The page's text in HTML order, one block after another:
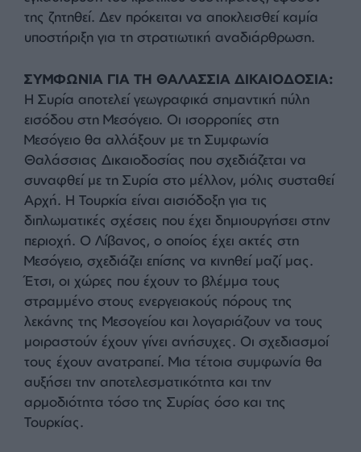
Τ/Πηγές ασφαλείας αξιολόγησαν τις εξελίξεις στη
Συρία και τη διαδικασία για «Τουρκία χωρίς
τρομοκρατία» που ξεκίνησε με τη δήλωση του
προέδρου του MHP Devlet Bahçeli.
Η ΤΟΥΡΚΙΑ ΕΙΝΑΙ ΕΤΟΙΜΗ ΝΑ ΒΟΗΘΗΣΕΙ:
νέα διοίκηση [σσ. στη Συρία] ενεργεί με καλή
πίστη. Εργάζονται για την ανάκαμψη της χώρας
σε σύντομο χρονικό διάστημα. Η Τουρκία θα
παράσχει κάθε είδους βοήθεια για την
αναζωογόνηση της οικονομικής ζωής και του
εμπορίου, την ανασυγκρότηση και την
ανοικοδόμηση της χώρας καθώς και την
εγκαθίδρυση του κρατικού συστήματος, εφόσον
της ζητηθεί. Δεν πρόκειται να αποκλεισθεί καμία
υποστήριξη για τη στρατιωτική αναδιάρθρωση.
ΣΥΜΦΩΝΙΑ ΓΙΑ ΤΗ ΘΑΛΑΣΣΙΑ ΔΙΚΑΙΟΔΟΣΙΑ:
Η Συρία αποτελεί γεωγραφικά σημαντική πύλη
εισόδου στη Μεσόγειο. Οι ισορροπίες στη
Μεσόγειο θα αλλάξουν με τη Συμφωνία